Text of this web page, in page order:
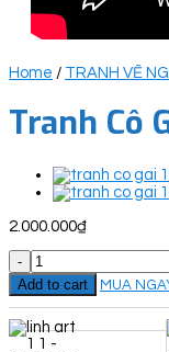
Home / TRANH VẼ
Tranh Cô
2.000.000₫
Tranh
Cô
Gái
-
LGI0085
quantity
Add to cart MUA